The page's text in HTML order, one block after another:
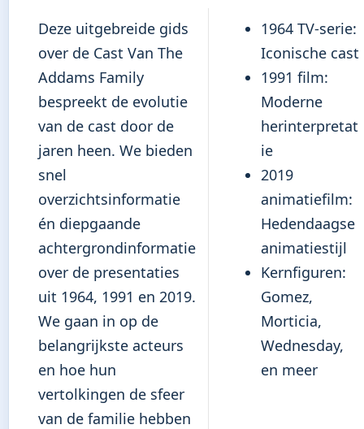
Deze uitgebreide gids
over de Cast Van The
Addams Family
bespreekt de evolutie
van de cast door de
jaren heen. We bieden
snel
overzichtsinformatie
én diepgaande
achtergrondinformatie
over de presentaties
uit 1964, 1991 en 2019.
We gaan in op de
belangrijkste acteurs
en hoe hun
vertolkingen de sfeer
van de familie hebben
1964 TV-serie:
Iconische cast
1991 film:
Moderne
herinterpretat
ie
2019
animatiefilm:
Hedendaagse
animatiestijl
Kernfiguren:
Gomez,
Morticia,
Wednesday,
en meer